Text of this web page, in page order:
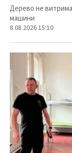
Дерево не
машини
8.08.2026 15:10